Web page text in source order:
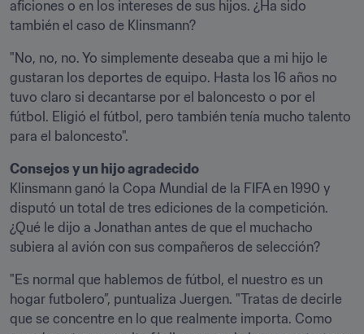
aficiones o en los intereses de sus hijos. ¿Ha sido
también el caso de Klinsmann?
"No, no, no. Yo simplemente deseaba que a mi hijo le
gustaran los deportes de equipo. Hasta los 16 años no
tuvo claro si decantarse por el baloncesto o por el
fútbol. Eligió el fútbol, pero también tenía mucho talento
para el baloncesto".
Consejos y un hijo agradecido
Klinsmann ganó la Copa Mundial de la FIFA en 1990 y
disputó un total de tres ediciones de la competición.
¿Qué le dijo a Jonathan antes de que el muchacho
subiera al avión con sus compañeros de selección?
"Es normal que hablemos de fútbol, el nuestro es un
hogar futbolero”, puntualiza Juergen. "Tratas de decirle
que se concentre en lo que realmente importa. Como